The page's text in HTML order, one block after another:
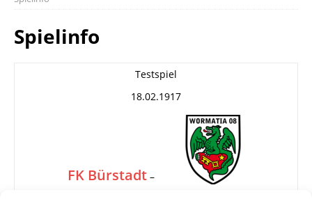
Spielinfo
Testspiel
18.02.1917
FK Bürstadt –